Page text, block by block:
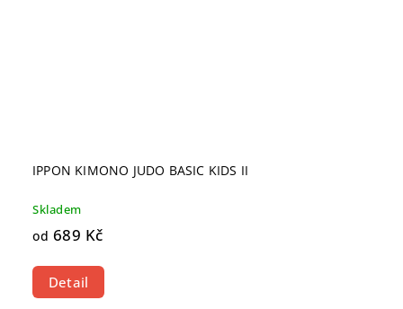
IPPON KIMONO JUDO BASIC KIDS II
Skladem
od 689 Kč
Detail